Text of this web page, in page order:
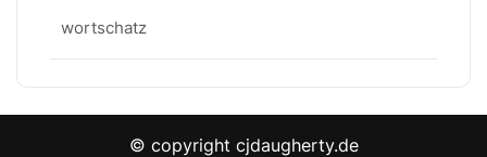
wortschatz
© copyright cjdaugherty.de